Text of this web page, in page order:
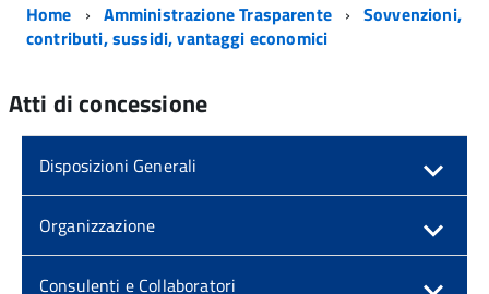
Home Amministrazione Trasparente
Sovvenzioni,
contributi, sussidi, vantaggi economici
Atti di concessione
Disposizioni Generali
Organizzazione
Consulenti e Collaboratori